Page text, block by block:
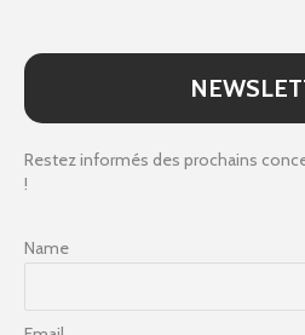
Restez informés des prochains
!
Name